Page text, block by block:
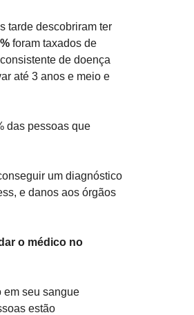
tarde descobriram ter
foram taxados de
de doença
até 3 anos e meio e
das pessoas que
um diagnóstico
e danos aos órgãos
o médico no
em seu sangue
estão